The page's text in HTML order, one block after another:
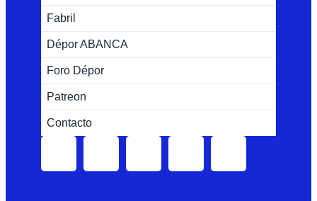
Fabril
Dépor ABANCA
Foro Dépor
Patreon
Contacto